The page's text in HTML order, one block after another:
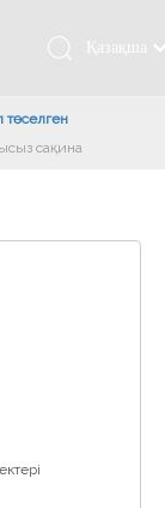
Қазақша
төселген
сақина